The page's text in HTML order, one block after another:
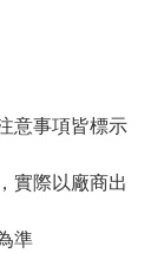
意事項皆標示
實際以廠商出
準